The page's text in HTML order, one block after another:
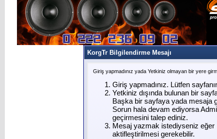
KorgTr Bilgilendirme Mesajı
Giriş yapmadınız yada Yetkiniz olmayan bir yere
Giriş yapmadınız. Lütfen
Yetkiniz dışında bulunan bir
Başka bir sayfaya yada mesaja
Sorun hala devam ediyorsa
geçirmesini talep ediniz.
Mesaj yazmak istediyseniz eğer
aktifleştirilmesi gerekebilir.